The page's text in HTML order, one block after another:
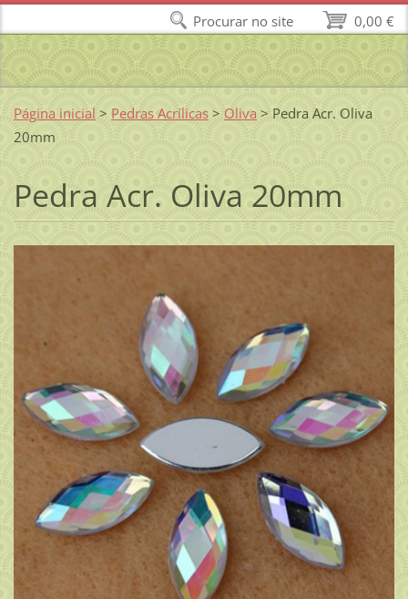
Página inicial > Pedras Acrílicas > Oliva > Pedra Acr. Oliva
20mm
Pedra Acr. Oliva 20mm
0,00 €
Procurar no site